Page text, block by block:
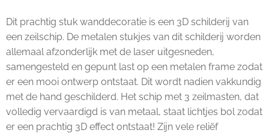
Dit prachtig stuk wanddecoratie is een 3D schilderij van
een zeilschip. De metalen stukjes van dit schilderij worden
allemaal afzonderlijk met de laser uitgesneden,
samengesteld en gepunt last op een metalen frame zodat
er een mooi ontwerp ontstaat. Dit wordt nadien vakkundig
met de hand geschilderd. Het schip met 3 zeilmasten, dat
volledig vervaardigd is van metaal, staat lichtjes bol zodat
er een prachtig 3D effect ontstaat! Zijn vele reliëf